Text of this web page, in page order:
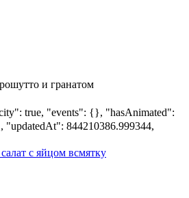
и гранатом
true, "events": {}, "hasAnimated":
"updatedAt": 844210386.999344,
с яйцом всмятку